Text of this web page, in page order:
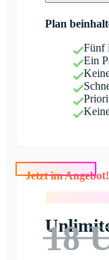
Plan
Fünf
Ein
Jetzt im Angebot!
18